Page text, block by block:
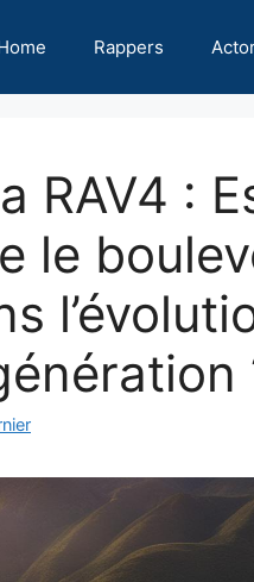
Rappers
RAV4 :
le